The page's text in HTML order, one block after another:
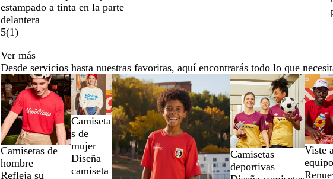
l
m
a
r
i
n
o
o
r
i
l
l
o
g
i
r
a
s
o
l
a
n
j
a
estampado a tinta en la parte
delantera
5(1)
l
l
Ver más
Desde servicios hasta nuestras favoritas, aquí encontrarás todo lo que
Camisetas de
hombre
Refleja su
Camiseta
s de
mujer
Diseña
camiseta
Camisetas
deportivas
Viste
equipo
Diapositivas
de
la
1
a
la
2
de